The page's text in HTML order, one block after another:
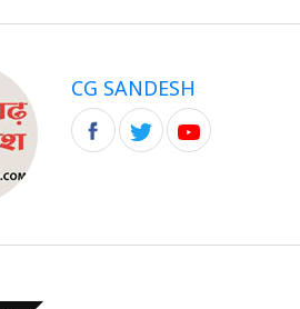
CG SANDESH